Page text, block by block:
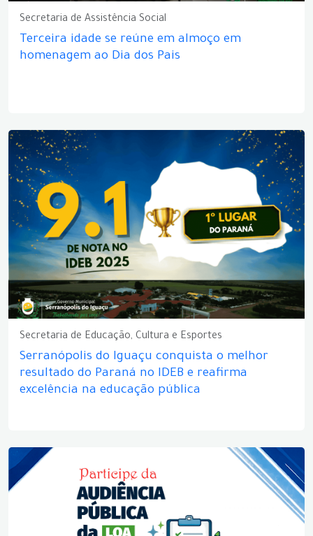
Secretaria de Assistência Social
Terceira idade se reúne em almoço em
homenagem ao Dia dos Pais
Secretaria de Educação, Cultura e Esportes
Serranópolis do Iguaçu conquista o melhor
resultado do Paraná no IDEB e reafirma
excelência na educação pública